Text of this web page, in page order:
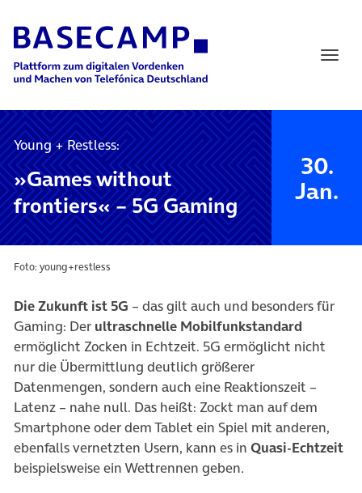
Main Navigation
Young + Restless:
»Games without
frontiers« – 5G Gaming
30.
Jan.
Foto: young+restless
Die Zukunft ist 5G – das gilt auch und besonders für
Gaming: Der ultraschnelle Mobilfunkstandard
ermöglicht Zocken in Echtzeit. 5G ermöglicht nicht
nur die Übermittlung deutlich größerer
Datenmengen, sondern auch eine Reaktionszeit –
Latenz – nahe null. Das heißt: Zockt man auf dem
Smartphone oder dem Tablet ein Spiel mit anderen,
ebenfalls vernetzten Usern, kann es in Quasi-Echtzeit
beispielsweise ein Wettrennen geben.